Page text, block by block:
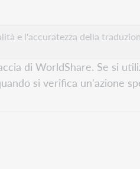
e l'accuratezza della
di WorldShare. Se si
si verifica un'azione